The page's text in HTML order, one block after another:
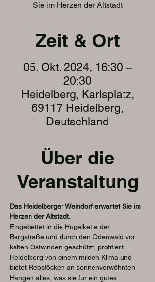
Sie im Herzen der Altstadt
Zeit & Ort
05. Okt. 2024, 16:30 –
20:30
Heidelberg, Karlsplatz,
69117 Heidelberg,
Deutschland
Über die
Veranstaltung
Das Heidelberger Weindorf erwartet Sie im
Herzen der Altstadt.
Eingebettet in die Hügelkette der
Bergstraße und durch den Odenwald vor
kalten Ostwinden geschützt, profitiert
Heidelberg von einem milden Klima und
bietet Rebstöcken an sonnenverwöhnten
Hängen alles, was sie für ein gutes